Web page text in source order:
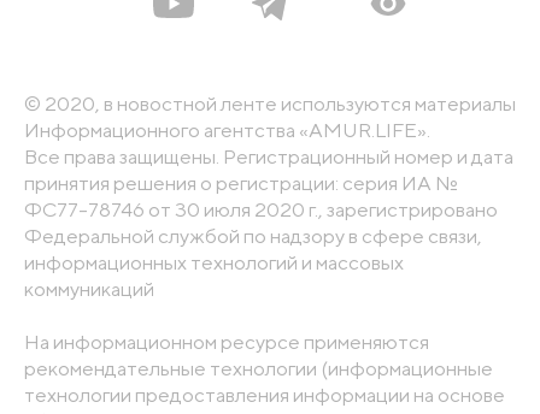
© 2020, в новостной ленте используются материалы
Информационного агентства «AMUR.LIFE».
Все права защищены. Регистрационный номер и дата
принятия решения о регистрации: серия ИА №
ФС77-78746 от 30 июля 2020 г., зарегистрировано
Федеральной службой по надзору в сфере связи,
информационных технологий и массовых
коммуникаций
На информационном ресурсе применяются
рекомендательные технологии (информационные
технологии предоставления информации на основе